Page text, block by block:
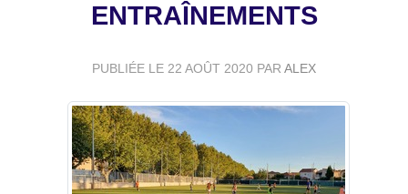
ENTRAÎNEMENTS
PUBLIÉE LE 22 AOÛT 2020 PAR ALEX